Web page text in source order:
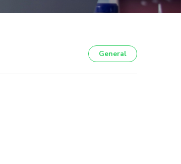
General